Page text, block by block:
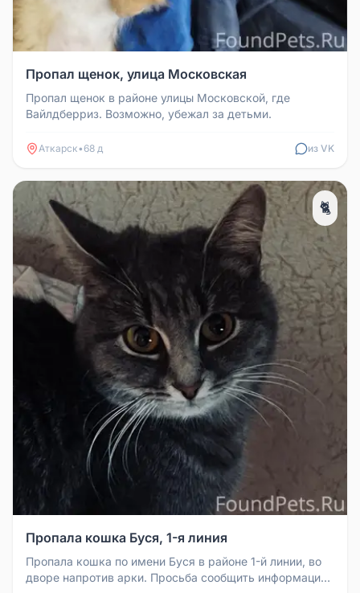
Пропал щенок, улица Московская
Пропал щенок в районе улицы Московской, где
Вайлдберриз. Возможно, убежал за детьми.
Аткарск•68 д из VK
🐈
Пропала кошка Буся, 1-я линия
Пропала кошка по имени Буся в районе 1-й линии, во
дворе напротив арки. Просьба сообщить информацию,